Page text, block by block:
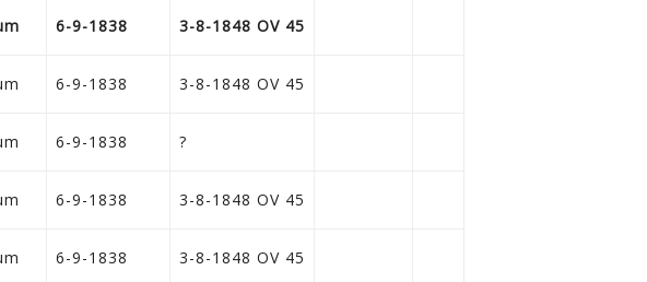
6-9-1838 3-8-1848 OV 45
6-9-1838 3-8-1848 OV 45
6-9-1838 ?
6-9-1838 3-8-1848 OV 45
6-9-1838 3-8-1848 OV 45